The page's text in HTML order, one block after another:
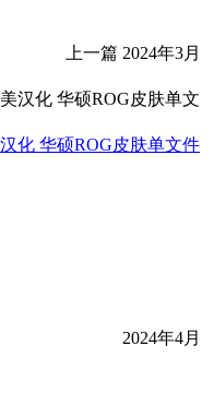
上一篇 2024年3月
化 华硕ROG皮肤单文件
2024年4月